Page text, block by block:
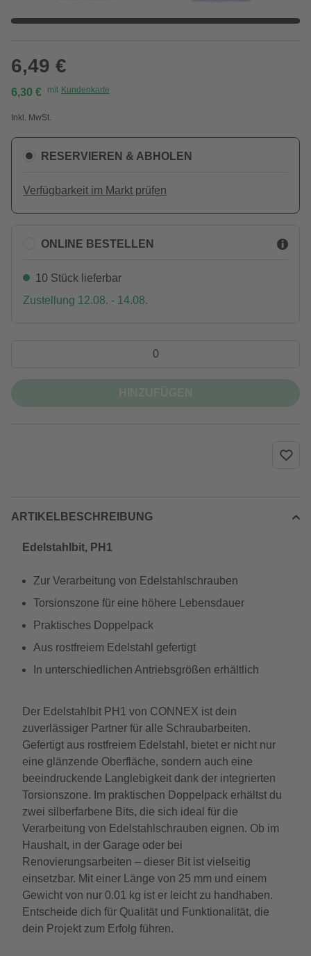
6,49 €
6,30 € mit Kundenkarte
Inkl. MwSt.
RESERVIEREN & ABHOLEN
Verfügbarkeit im Markt prüfen
ONLINE BESTELLEN
10 Stück lieferbar
Zustellung 12.08. - 14.08.
ARTIKELBESCHREIBUNG
Edelstahlbit, PH1
Zur Verarbeitung von Edelstahlschrauben
Torsionszone für eine höhere Lebensdauer
Praktisches Doppelpack
Aus rostfreiem Edelstahl gefertigt
In unterschiedlichen Antriebsgrößen erhältlich
Der Edelstahlbit PH1 von CONNEX ist dein
zuverlässiger Partner für alle Schraubarbeiten.
Gefertigt aus rostfreiem Edelstahl, bietet er nicht nur
eine glänzende Oberfläche, sondern auch eine
beeindruckende Langlebigkeit dank der integrierten
Torsionszone. Im praktischen Doppelpack erhältst du
zwei silberfarbene Bits, die sich ideal für die
Verarbeitung von Edelstahlschrauben eignen. Ob im
Haushalt, in der Garage oder bei
Renovierungsarbeiten – dieser Bit ist vielseitig
einsetzbar. Mit einer Länge von 25 mm und einem
Gewicht von nur 0.01 kg ist er leicht zu handhaben.
Entscheide dich für Qualität und Funktionalität, die
dein Projekt zum Erfolg führen.